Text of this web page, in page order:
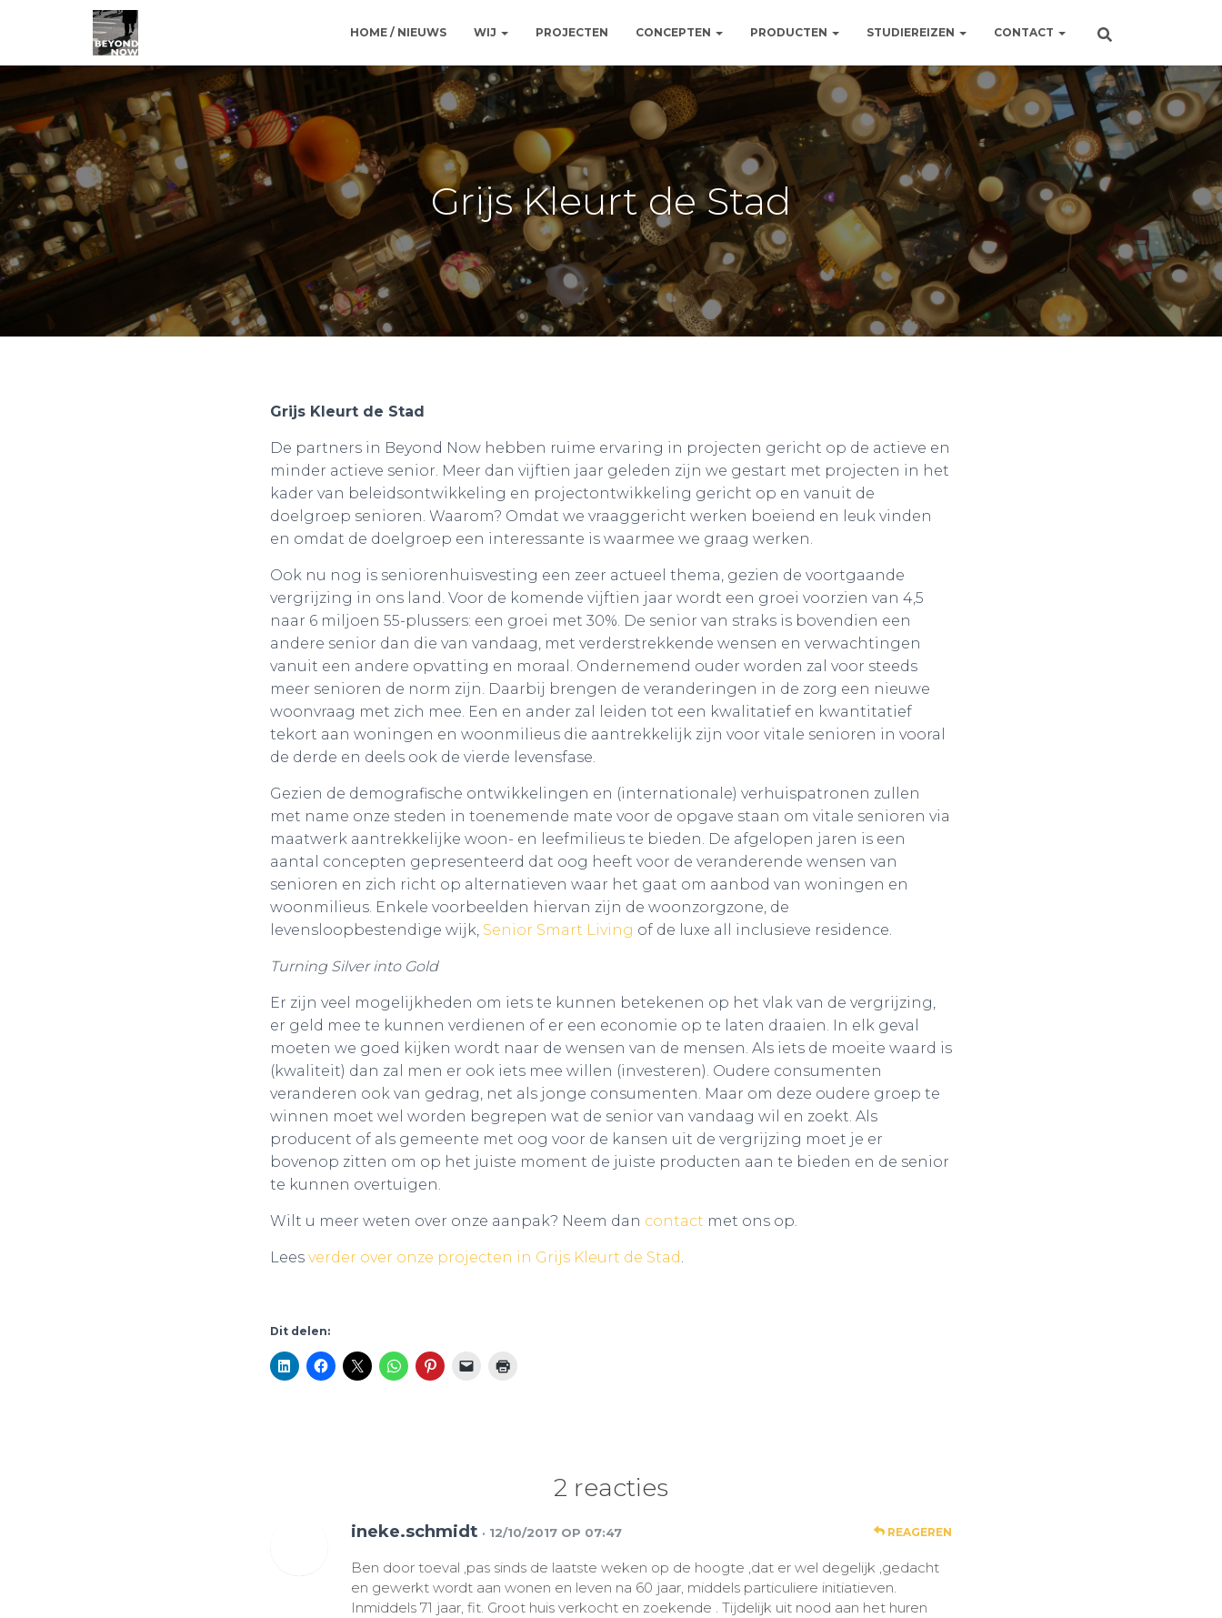
HOME / NIEUWS WIJ PROJECTEN CONCEPTEN PRODUCTEN STUDIEREIZEN CONTACT
Grijs Kleurt de Stad
Grijs Kleurt de Stad
De partners in Beyond Now hebben ruime ervaring in projecten gericht op de actieve en
minder actieve senior. Meer dan vijftien jaar geleden zijn we gestart met projecten in het
kader van beleidsontwikkeling en projectontwikkeling gericht op en vanuit de
doelgroep senioren. Waarom? Omdat we vraaggericht werken boeiend en leuk vinden
en omdat de doelgroep een interessante is waarmee we graag werken.
Ook nu nog is seniorenhuisvesting een zeer actueel thema, gezien de voortgaande
vergrijzing in ons land. Voor de komende vijftien jaar wordt een groei voorzien van 4,5
naar 6 miljoen 55-plussers: een groei met 30%. De senior van straks is bovendien een
andere senior dan die van vandaag, met verderstrekkende wensen en verwachtingen
vanuit een andere opvatting en moraal. Ondernemend ouder worden zal voor steeds
meer senioren de norm zijn. Daarbij brengen de veranderingen in de zorg een nieuwe
woonvraag met zich mee. Een en ander zal leiden tot een kwalitatief en kwantitatief
tekort aan woningen en woonmilieus die aantrekkelijk zijn voor vitale senioren in vooral
de derde en deels ook de vierde levensfase.
Gezien de demografische ontwikkelingen en (internationale) verhuispatronen zullen
met name onze steden in toenemende mate voor de opgave staan om vitale senioren via
maatwerk aantrekkelijke woon- en leefmilieus te bieden. De afgelopen jaren is een
aantal concepten gepresenteerd dat oog heeft voor de veranderende wensen van
senioren en zich richt op alternatieven waar het gaat om aanbod van woningen en
woonmilieus. Enkele voorbeelden hiervan zijn de woonzorgzone, de
levensloopbestendige wijk, Senior Smart Living of de luxe all inclusieve residence.
Turning Silver into Gold
Er zijn veel mogelijkheden om iets te kunnen betekenen op het vlak van de vergrijzing,
er geld mee te kunnen verdienen of er een economie op te laten draaien. In elk geval
moeten we goed kijken wordt naar de wensen van de mensen. Als iets de moeite waard is
(kwaliteit) dan zal men er ook iets mee willen (investeren). Oudere consumenten
veranderen ook van gedrag, net als jonge consumenten. Maar om deze oudere groep te
winnen moet wel worden begrepen wat de senior van vandaag wil en zoekt. Als
producent of als gemeente met oog voor de kansen uit de vergrijzing moet je er
bovenop zitten om op het juiste moment de juiste producten aan te bieden en de senior
te kunnen overtuigen.
Wilt u meer weten over onze aanpak? Neem dan contact met ons op.
Lees verder over onze projecten in Grijs Kleurt de Stad.
Dit delen:
2 reacties
ineke.schmidt · 12/10/2017 OP 07:47
Ben door toeval ,pas sinds de laatste weken op de hoogte ,dat er wel degelijk ,gedacht
en gewerkt wordt aan wonen en leven na 60 jaar, middels particuliere initiatieven.
Inmiddels 71 jaar, fit. Groot huis verkocht en zoekende . Tijdelijk uit nood aan het huren
REAGEREN